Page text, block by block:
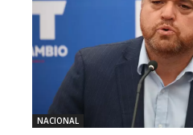
NACIONAL